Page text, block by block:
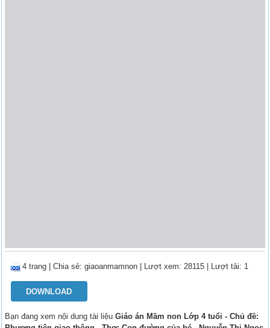
4 trang |Chia sẻ:giaoanmamnon | Lượt xem: 28115 | Lượt tải: 1
DOWNLOAD
Bạn đang xem nội dung tài liệuGiáo án Mầm non Lớp 4 tuổi - Chủ đề: